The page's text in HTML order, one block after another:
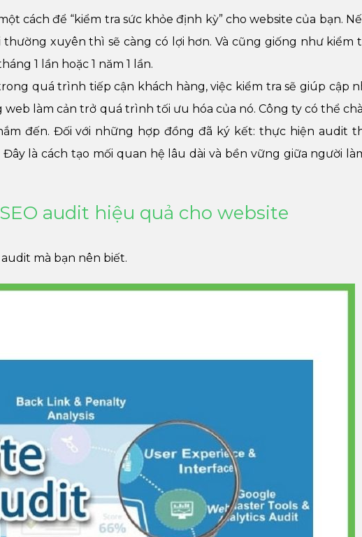
cách để “kiểm tra sức khỏe định kỳ” cho website của bạn.
thường xuyên thì sẽ càng có lợi hơn. Và cũng giống như kiểm
1 lần hoặc 1 năm 1 lần.
quá trình tiếp cận khách hàng, việc kiểm tra sẽ giúp cập
làm cản trở quá trình tối ưu hóa của nó. Công ty có thể
đến. Đối với những hợp đồng đã ký kết: thực hiện audit
là cách tạo mối quan hệ lâu dài và bền vững giữa người
audit hiệu quả cho website
mà bạn nên biết.